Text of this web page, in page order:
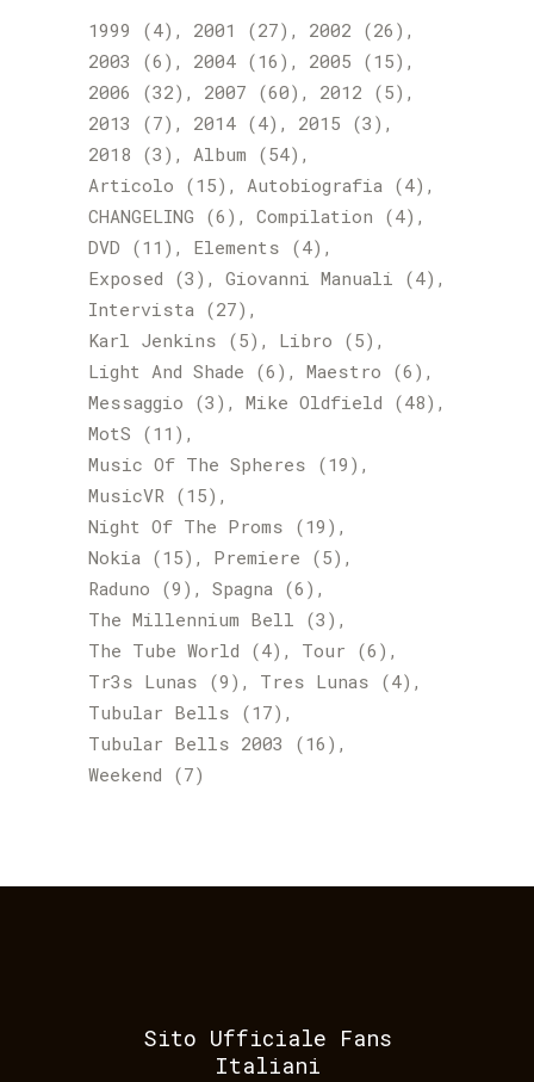
1999 (4) 2001 (27) 2002 (26)
2003 (6) 2004 (16) 2005 (15)
2006 (32) 2007 (60) 2012 (5)
2013 (7) 2014 (4) 2015 (3)
2018 (3) Album (54)
Articolo (15) Autobiografia (4)
CHANGELING (6) Compilation (4)
DVD (11) Elements (4)
Exposed (3) Giovanni Manuali (4)
Intervista (27)
Karl Jenkins (5) Libro (5)
Light And Shade (6) Maestro (6)
Messaggio (3) Mike Oldfield (48)
MotS (11)
Music Of The Spheres (19)
MusicVR (15)
Night Of The Proms (19)
Nokia (15) Premiere (5)
Raduno (9) Spagna (6)
The Millennium Bell (3)
The Tube World (4) Tour (6)
Tr3s Lunas (9) Tres Lunas (4)
Tubular Bells (17)
Tubular Bells 2003 (16)
Weekend (7)
Sito Ufficiale Fans
Italiani